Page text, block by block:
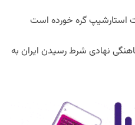
استارشیپ گره خورده است
نهادی شرط رسیدن ایران به